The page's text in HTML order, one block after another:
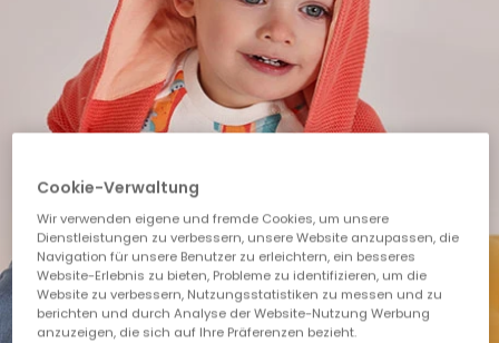
Cookie-Verwaltung
Wir verwenden eigene und fremde Cookies, um unsere
Dienstleistungen zu verbessern, unsere Website anzupassen, die
Navigation für unsere Benutzer zu erleichtern, ein besseres
Website-Erlebnis zu bieten, Probleme zu identifizieren, um die
Website zu verbessern, Nutzungsstatistiken zu messen und zu
berichten und durch Analyse der Website-Nutzung Werbung
anzuzeigen, die sich auf Ihre Präferenzen bezieht.